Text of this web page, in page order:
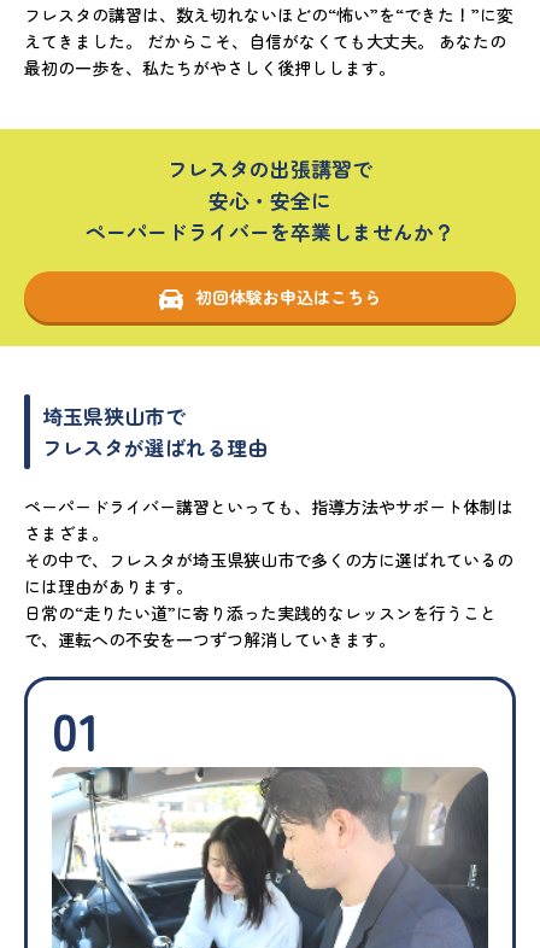
フレスタの講習は、数え切れないほどの“怖い”を“できた！”に変
えてきました。 だからこそ、自信がなくても大丈夫。 あなたの
最初の一歩を、私たちがやさしく後押しします。
フレスタの出張講習で
安心・安全に
ペーパードライバーを卒業しませんか？
初回体験お申込はこちら
埼玉県狭山市で
フレスタが選ばれる理由
ペーパードライバー講習といっても、指導方法やサポート体制は
さまざま。
その中で、フレスタが埼玉県狭山市で多くの方に選ばれているの
には理由があります。
日常の“走りたい道”に寄り添った実践的なレッスンを行うこと
で、運転への不安を一つずつ解消していきます。
01